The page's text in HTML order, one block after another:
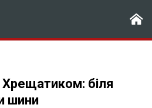
біля
шини